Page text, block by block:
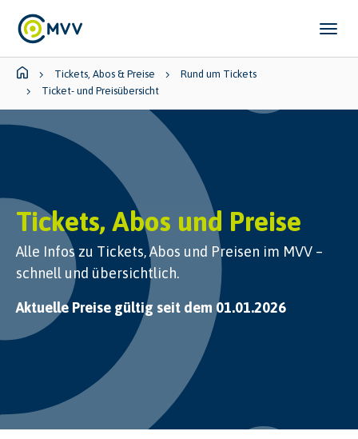
Skip to main content
Skip to page footer
You are here:Tickets, Abos & Preise
Rund um Tickets
Ticket- und Preisübersicht
Tickets, Abos und Preise
Alle Infos zu Tickets, Abos und Preisen im MVV –
schnell und übersichtlich.
Aktuelle Preise gültig seit dem 01.01.2026